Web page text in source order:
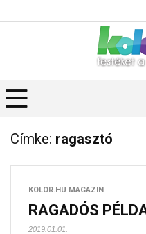
Címke: ragasztó
KOLOR.HU MAGAZIN
RAGADÓS
2019.01.01.